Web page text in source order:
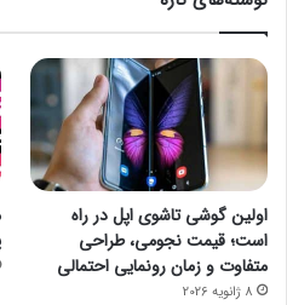
اولین گوشی تاشوی اپل در راه
است؛ قیمت نجومی، طراحی
متفاوت و زمان رونمایی احتمالی
8 ژانویه 2026